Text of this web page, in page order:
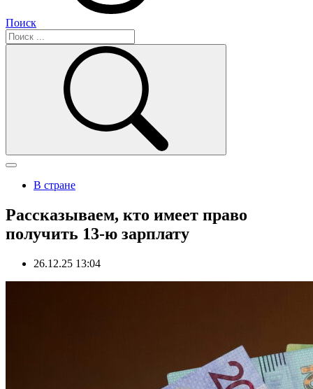
Поиск
В стране
Рассказываем, кто имеет право
получить 13-ю зарплату
26.12.25 13:04